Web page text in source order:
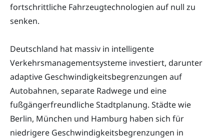
fortschrittliche Fahrzeugtechnologien auf null zu
senken.
Deutschland hat massiv in intelligente
Verkehrsmanagementsysteme investiert, darunter
adaptive Geschwindigkeitsbegrenzungen auf
Autobahnen, separate Radwege und eine
fußgängerfreundliche Stadtplanung. Städte wie
Berlin, München und Hamburg haben sich für
niedrigere Geschwindigkeitsbegrenzungen in